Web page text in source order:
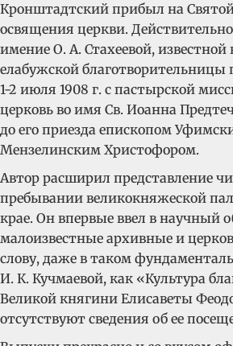
Кронштадтский прибыл на
освящения церкви.
имение О. А. Стахеевой, известной
елабужской благотворительницы
1-2 июля 1908 г. с пастырской
церковь во имя Св. Иоанна
до его приезда епископом
Мензелинским Христофором.
Автор расширил представление
пребывании великокняжеской
крае. Он впервые ввел в научный
малоизвестные архивные и
слову, даже в таком
И. К. Кучмаевой, как «Культура
Великой княгини Елисаветы
отсутствуют сведения об ее